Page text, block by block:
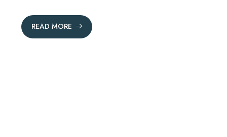
READ MORE